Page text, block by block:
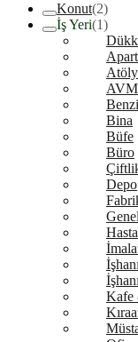
Konut(2)
İş Yeri(1)
AVM
Bina
Büfe
Büro
Depo
Genel
İşhanı
Kafe